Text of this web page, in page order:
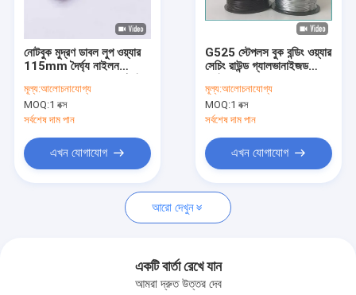
আমাদের সম্পর্কে
কারখানা ভ্রমণ
আমাদের সাথে যোগাযোগ করুন
খবর
নোটবুক মুদ্রণ ডাবল লুপ ওয়্যার
115mm দৈর্ঘ্য নাইলন
মূল্য:আলোচনাযোগ্য
MOQ:1 বক্স
সর্বশেষ দাম পান
এখন যোগাযোগ
G525 স্টেপলস বুক বন্ডিং ওয়্যার
সেচিং রাউন্ড গ্যালভানাইজড
মূল্য:আলোচনাযোগ্য
MOQ:1 বক্স
সর্বশেষ দাম পান
এখন যোগাযোগ
আরো দেখুন
একটি বার্তা রেখে যান
আমরা দ্রুত উত্তর দেব